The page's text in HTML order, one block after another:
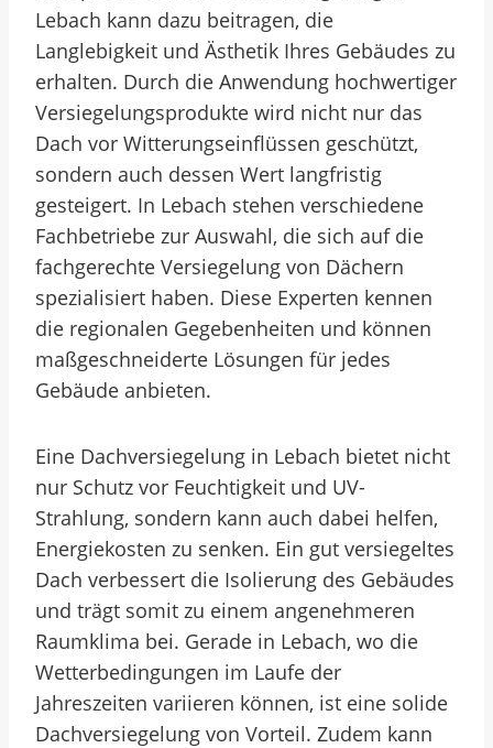
Lebach kann dazu beitragen, die
Langlebigkeit und Ästhetik Ihres Gebäudes zu
erhalten. Durch die Anwendung hochwertiger
Versiegelungsprodukte wird nicht nur das
Dach vor Witterungseinflüssen geschützt,
sondern auch dessen Wert langfristig
gesteigert. In Lebach stehen verschiedene
Fachbetriebe zur Auswahl, die sich auf die
fachgerechte Versiegelung von Dächern
spezialisiert haben. Diese Experten kennen
die regionalen Gegebenheiten und können
maßgeschneiderte Lösungen für jedes
Gebäude anbieten.
Eine Dachversiegelung in Lebach bietet nicht
nur Schutz vor Feuchtigkeit und UV-
Strahlung, sondern kann auch dabei helfen,
Energiekosten zu senken. Ein gut versiegeltes
Dach verbessert die Isolierung des Gebäudes
und trägt somit zu einem angenehmeren
Raumklima bei. Gerade in Lebach, wo die
Wetterbedingungen im Laufe der
Jahreszeiten variieren können, ist eine solide
Dachversiegelung von Vorteil. Zudem kann